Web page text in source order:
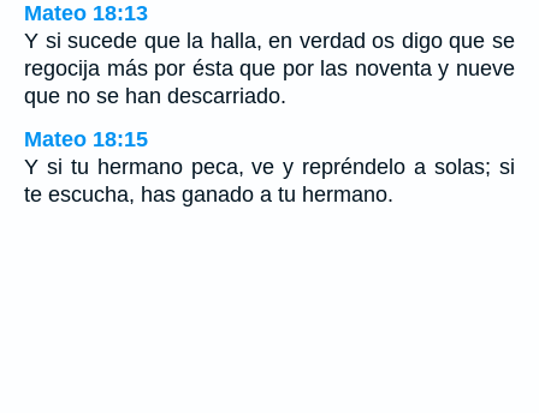
Mateo 18:13
Y si sucede que la halla, en verdad os digo que se
regocija más por ésta que por las noventa y nueve
que no se han descarriado.
Mateo 18:15
Y si tu hermano peca, ve y repréndelo a solas; si
te escucha, has ganado a tu hermano.